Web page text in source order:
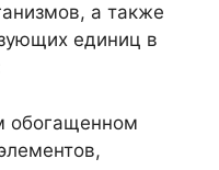
а также
единиц в
обогащенном